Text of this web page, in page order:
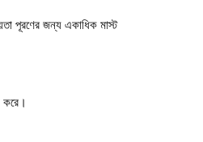
পূরণের জন্য একাধিক মাস্ট
করে।